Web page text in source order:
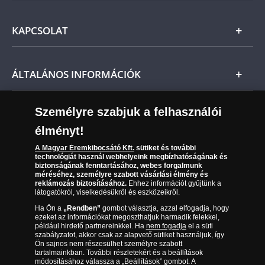
jog illeti meg, és a kézhezvételtől számított 14
napon belül visszaküldheti, ekkor annak árát
visszatérítjük.
Ezúton tájékoztatjuk, hogy a részletfizetési
lehetőség webshopunkban nem érhető el,
kapcsolatosan kérjük,keresse ügyfélszolgálati
munkatársunkat az alábbi telefonszámon: 06 80
888 889*
Hétfőtől csütörtökig 9.00 - 17.00 között
Péntekenként 9.00 - 15.00 között.
*Díjmentesen hívható telefonszám
Magyar
Kézbesítés
Reklamáció
Visszaküldés
Elállási űrlap
KAPCSOLAT
Ügyfélszolgálat
Leiratkozás a hírlevélről
Karrier
ÁLTALÁNOS INFORMÁCIÓK
Sütik (cookies) használata
Süti (cookies)Beállítások
Társaságunkról
Az érmék és érmek ára és értéke
Gyakran ismételt kérdések
Adatkezelés
06 80 888 889
(díjmentesen hívható hétfőtől csütörtökig 9.00 és 17.00
óra között, péntekenként 9.00 és 15.00 óra között)
Személyre szabjuk a felhasználói
élményt!
A Magyar Éremkibocsátó Kft.sütiket és további
technológiát használ webhelyeink megbízhatóságának és
biztonságának fenntartásához, webes forgalmunk
méréséhez, személyre szabott vásárlási élmény és
reklámozás biztosításához.Ehhez információt gyűjtünk a
látogatókról, viselkedésükről és eszközeikről.
Ha Ön a „Rendben”gombot választja, azzal elfogadja, hogy
ezeket az információkat megoszthatjuk harmadik felekkel,
például hirdető partnereinkkel. Ha nem fogadjael a süti
szabályzatot, akkor csak az alapvető sütiket használjuk, így
Ön sajnos nem részesülhet személyre szabott
tartalmainkban. További részletekért és a beállítások
módosításához válassza a „Beállítások” gombot. A